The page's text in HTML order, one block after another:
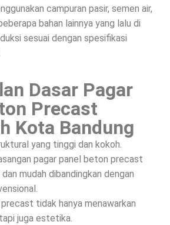
campuran pasir, semen air,
bahan lainnya yang lalu di
sesuai dengan spesifikasi
Dasar Pagar
Precast
Kota Bandung
yang tinggi dan kokoh.
pagar panel beton precast
mudah dibandingkan dengan
tidak hanya menawarkan
juga estetika.